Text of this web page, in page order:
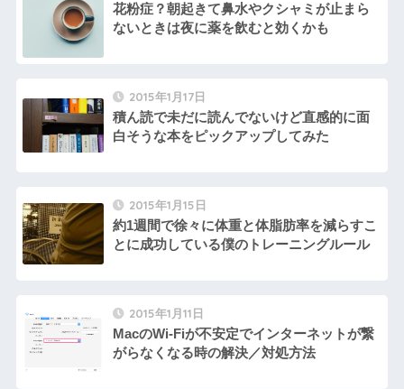
花粉症？朝起きて鼻水やクシャミが止まら
ないときは夜に薬を飲むと効くかも
2015年1月17日
積ん読で未だに読んでないけど直感的に面
白そうな本をピックアップしてみた
2015年1月15日
約1週間で徐々に体重と体脂肪率を減らすこ
とに成功している僕のトレーニングルール
2015年1月11日
MacのWi-Fiが不安定でインターネットが繋
がらなくなる時の解決／対処方法